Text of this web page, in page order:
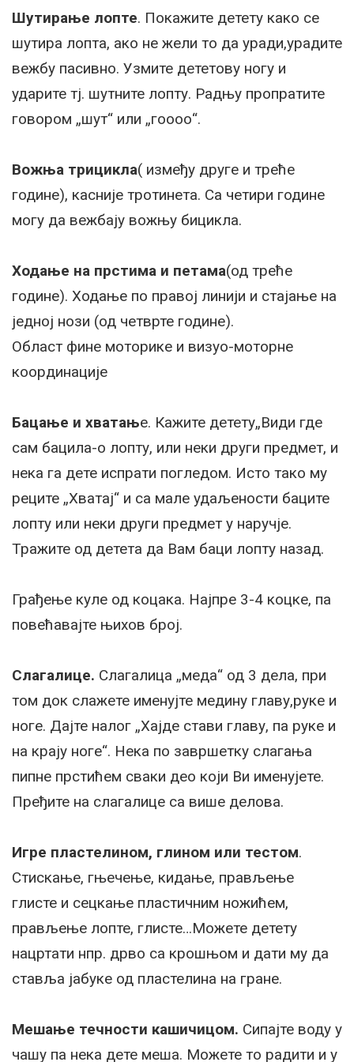
Шутирање лопте. Покажите детету како се
шутира лопта, ако не жели то да уради,урадите
вежбу пасивно. Узмите дететову ногу и
ударите тј. шутните лопту. Радњу пропратите
говором „шут“ или „гоооо“.
Вожња трицикла( између друге и треће
године), касније тротинета. Са четири године
могу да вежбају вожњу бицикла.
Ходање на прстима и петама(од треће
године). Ходање по правој линији и стајање на
једној нози (од четврте године).
Област фине моторике и визуо-моторне
координације
Бацање и хватање. Кажите детету„Види где
сам бацила-о лопту, или неки други предмет, и
нека га дете испрати погледом. Исто тако му
реците „Хватај“ и са мале удаљености баците
лопту или неки други предмет у наручје.
Тражите од детета да Вам баци лопту назад.
Грађење куле од коцака. Најпре 3-4 коцке, па
повећавајте њихов број.
Слагалице. Слагалица „меда“ од 3 дела, при
том док слажете именујте медину главу,руке и
ноге. Дајте налог „Хајде стави главу, па руке и
на крају ноге“. Нека по завршетку слагања
пипне прстићем сваки део који Ви именујете.
Пређите на слагалице са више делова.
Игре пластелином, глином или тестом.
Стискање, гњечење, кидање, прављење
глисте и сецкање пластичним ножићем,
прављење лопте, глисте…Можете детету
нацртати нпр. дрво са крошњом и дати му да
ставља јабуке од пластелина на гране.
Мешање течности кашичицом. Сипајте воду у
чашу па нека дете меша. Можете то радити и у